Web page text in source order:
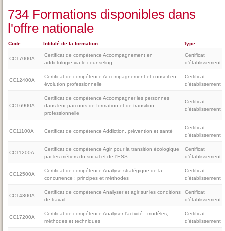
734 Formations disponibles dans
l'offre nationale
Code Intitulé de la formation Type
CC17000A
Certificat de compétence Accompagnement en
addictologie via le counseling
Certificat
d'établissement
CC12400A
Certificat de compétence Accompagnement et conseil en
évolution professionnelle
Certificat
d'établissement
CC16900A
Certificat de compétence Accompagner les personnes
dans leur parcours de formation et de transition
professionnelle
Certificat
d'établissement
CC11100A Certificat de compétence Addiction, prévention et santé
Certificat
d'établissement
CC11200A
Certificat de compétence Agir pour la transition écologique
par les métiers du social et de l'ESS
Certificat
d'établissement
CC12500A
Certificat de compétence Analyse stratégique de la
concurrence : principes et méthodes
Certificat
d'établissement
CC14300A
Certificat de compétence Analyser et agir sur les conditions
de travail
Certificat
d'établissement
CC17200A
Certificat de compétence Analyser l'activité : modèles,
méthodes et techniques
Certificat
d'établissement